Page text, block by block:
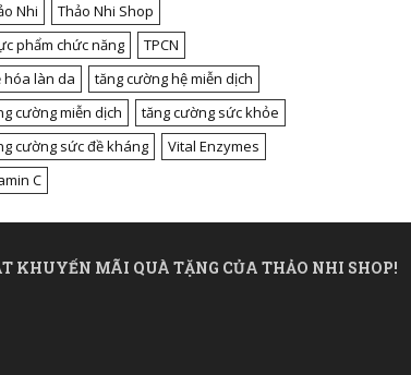
Nhi
Thảo Nhi Shop
phẩm chức năng
TPCN
hóa làn da
tăng cường hệ miễn dịch
cường miễn dịch
tăng cường sức khỏe
cường sức đề kháng
Vital Enzymes
C
KHUYẾN MÃI QUÀ TẶNG CỦA THẢO NHI SHOP!